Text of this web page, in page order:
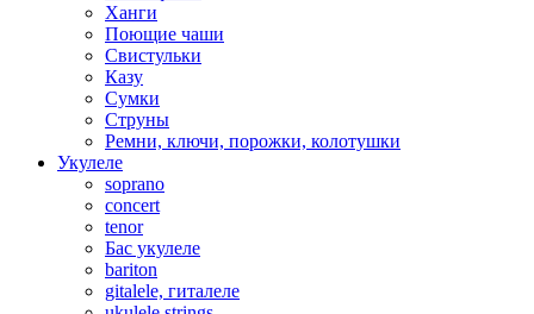
Ханги
Поющие чаши
Свистульки
Казу
Сумки
Струны
Ремни, ключи, порожки, колотушки
Укулеле
soprano
concert
tenor
Бас укулеле
bariton
gitalele, гиталеле